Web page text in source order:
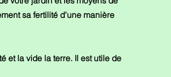
sa fertilité d’une manière
et la vide la terre. Il est utile de